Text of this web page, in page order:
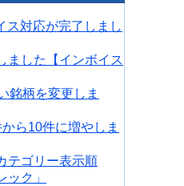
ス対応が完了しまし
ました【インボイス
銘柄を変更しま
ら10件に増やしま
テゴリー表示順
ック」